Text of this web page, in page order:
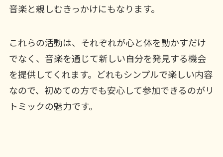
音楽と親しむきっかけにもなります。
これらの活動は、それぞれが心と体を動かすだけ
でなく、音楽を通じて新しい自分を発見する機会
を提供してくれます。どれもシンプルで楽しい内容
なので、初めての方でも安心して参加できるのがリ
トミックの魅力です。